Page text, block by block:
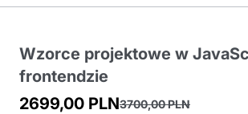
Wzorce projektowe w
frontendzie
3700,00PLN
2699,00 PLN